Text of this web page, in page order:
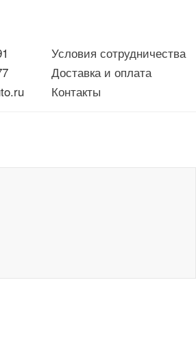
Условия сотрудничества
Доставка и оплата
Контакты